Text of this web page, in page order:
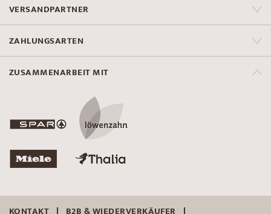
VERSANDPARTNER
ZAHLUNGSARTEN
ZUSAMMENARBEIT MIT